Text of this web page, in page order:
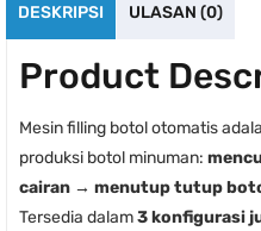
DESKRIPSI ULASAN (0)
Product
Mesin filling botol otomatis
produksi botol minuman:
cairan → menutup tutup
Tersedia dalam3 konfigurasi